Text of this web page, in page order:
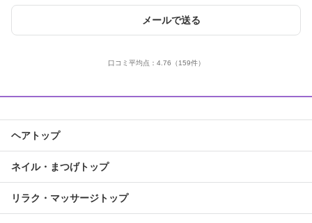
メールで送る
口コミ平均点： 4.76 （159件）
ヘアトップ
ネイル・まつげトップ
リラク・マッサージトップ